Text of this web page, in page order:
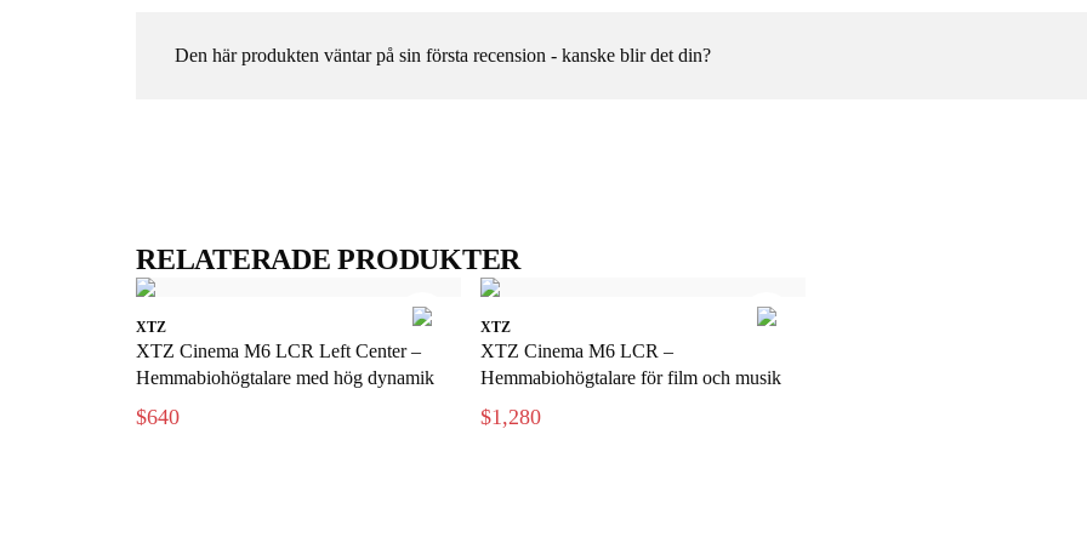
Upplev kraften, detaljerna och
Den här produkten väntar på sin första recension - kanske blir det din?
RELATERADE PRODUKTER
XTZ
XTZ Cinema M6 LCR Left Center –
Hemmabiohögtalare med hög dynamik
$640
XTZ
XTZ Cinema M6 LCR –
Hemmabiohögtalare för film och musik
$1,280